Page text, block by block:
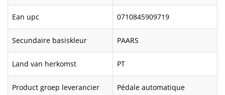
Ean upc 0710845909719
Secundaire basiskleur PAARS
Land van herkomst PT
Product groep leverancier Pédale automatique